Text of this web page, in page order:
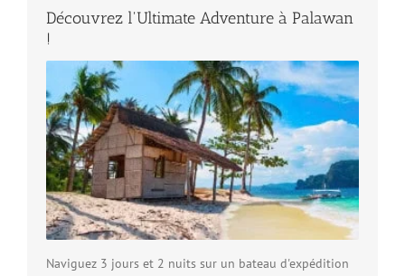
Découvrez l'Ultimate Adventure à Palawan
!
Naviguez 3 jours et 2 nuits sur un bateau d'expédition